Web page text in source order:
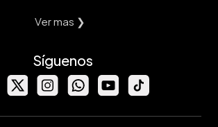
Ver mas ❯
Síguenos